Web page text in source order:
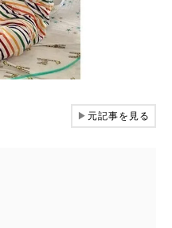
▶元記事を見る